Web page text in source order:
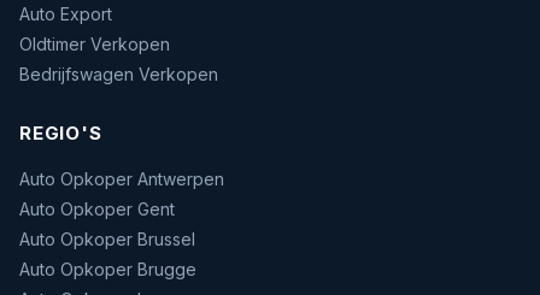
Auto Export
Oldtimer Verkopen
Bedrijfswagen Verkopen
REGIO'S
Auto Opkoper Antwerpen
Auto Opkoper Gent
Auto Opkoper Brussel
Auto Opkoper Brugge